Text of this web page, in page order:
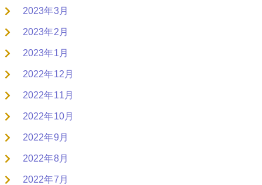
2023年3月
2023年2月
2023年1月
2022年12月
2022年11月
2022年10月
2022年9月
2022年8月
2022年7月